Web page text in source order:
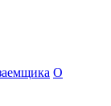
О